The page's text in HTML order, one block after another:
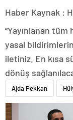
Haber Kaynak :
“Yayınlanan
yasal
iletiniz. En kısa
dönüş
Ajda Pekkan